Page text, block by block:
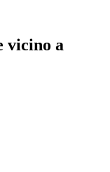
vicino a